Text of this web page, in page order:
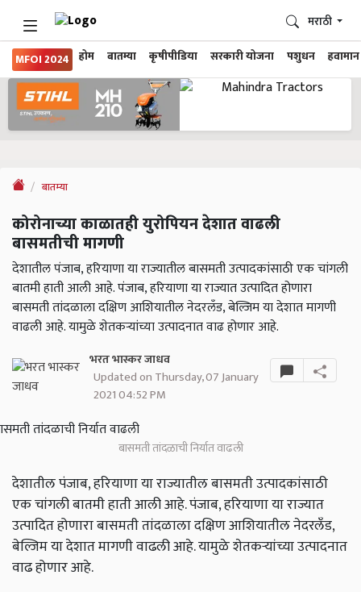
MFOI 2024 होम बातम्या कृषीपीडिया सरकारी योजना पशुधन हवामान
मराठी
बातम्या
कोरोनाच्या काळातही युरोपियन देशात वाढली
बासमतीची मागणी
देशातील पंजाब, हरियाणा या राज्यातील बासमती उत्पादकांसाठी एक चांगली
बातमी हाती आली आहे. पंजाब, हरियाणा या राज्यात उत्पादित होणारा
बासमती तांदळाला दक्षिण आशियातील नेदरलँड, बेल्जिम या देशात मागणी
वाढली आहे. यामुळे शेतकऱ्यांच्या उत्पादनात वाढ होणार आहे.
भरत भास्कर जाधव
Updated on Thursday, 07 January
2021 04:52 PM
बासमती तांदळाची निर्यात वाढली
देशातील पंजाब, हरियाणा या राज्यातील बासमती उत्पादकांसाठी
एक चांगली बातमी हाती आली आहे. पंजाब, हरियाणा या राज्यात
उत्पादित होणारा बासमती तांदळाला दक्षिण आशियातील नेदरलँड,
बेल्जिम या देशात मागणी वाढली आहे. यामुळे शेतकऱ्यांच्या उत्पादनात
वाढ होणार आहे.